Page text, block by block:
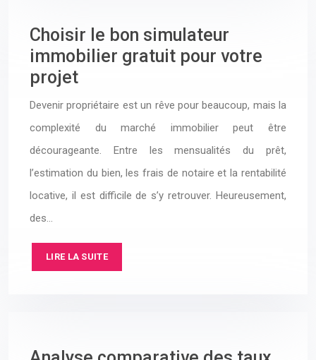
Choisir le bon simulateur
immobilier gratuit pour votre
projet
Devenir propriétaire est un rêve pour beaucoup, mais la
complexité du marché immobilier peut être
décourageante. Entre les mensualités du prêt,
l’estimation du bien, les frais de notaire et la rentabilité
locative, il est difficile de s’y retrouver. Heureusement,
des…
LIRE LA SUITE